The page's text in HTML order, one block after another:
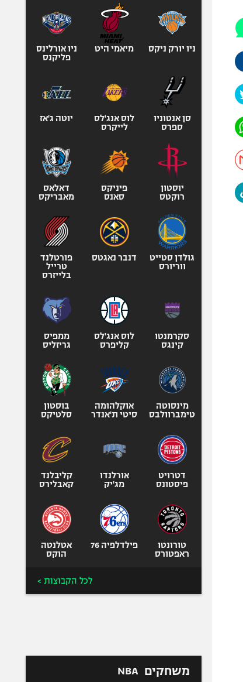
אופניים
ספורט מוטורי
כדורמים
בייסבול MLB
ספורט אתגרי
אומנויות לחימה
ניו יורק ניקס מיאמי היט
ניו אורלינס
פליקנס
סן אנטוניו
ספרס
לוס אנג'לס
לייקרס
יוטה ג'אז
יוסטון
רוקטס
פיניקס
סאנס
דאלאס
מאבריקס
גולדן סטייט
ווריורס
דנבר נאגטס
פורטלנד
טרייל
בלייזרס
סקרמנטו
קינגס
לוס אנג'לס
קליפרס
ממפיס
גריזליס
מינסוטה
טימברוולבס
אוקלהומה
סיטי ת'אנדר
בוסטון
סלטיקס
דטרויט
פיסטונס
אורלנדו
מג'יק
קליבלנד
קאבלירס
טורונטו
ראפטורס
פילדלפיה 76
אטלנטה
הוקס
לכל הקבוצות >
משחקים NBA